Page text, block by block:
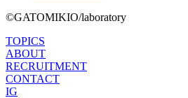
©GATOMIKIO/laboratory
TOPICS
ABOUT
RECRUITMENT
CONTACT
IG